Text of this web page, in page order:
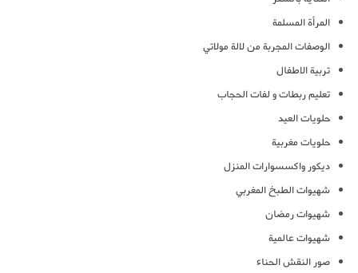
المرأة المسلمة
الوصفات المجربة من لالة مولاتي
تربية الاطفال
تعليم ربطات و لفات الحجاب
حلويات العيد
حلويات مغربية
ديكور واكسسوارات المنزل
شهيوات الطبخ المغربي
شهيوات رمضان
شهيوات عالمية
صور النقش الحناء